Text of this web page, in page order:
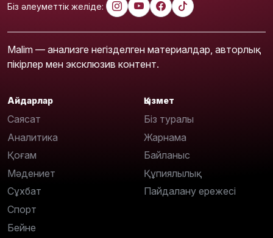
Біз әлеуметтік желіде:
Malim — анализге негізделген материалдар, авторлық
пікірлер мен эксклюзив контент.
Айдарлар
Саясат
Аналитика
Қоғам
Мәдениет
Сұхбат
Спорт
Бейне
Қызмет
Біз туралы
Жарнама
Байланыс
Құпиялылық
Пайдалану ережесі